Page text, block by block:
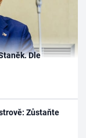
Dle
Zůstaňte